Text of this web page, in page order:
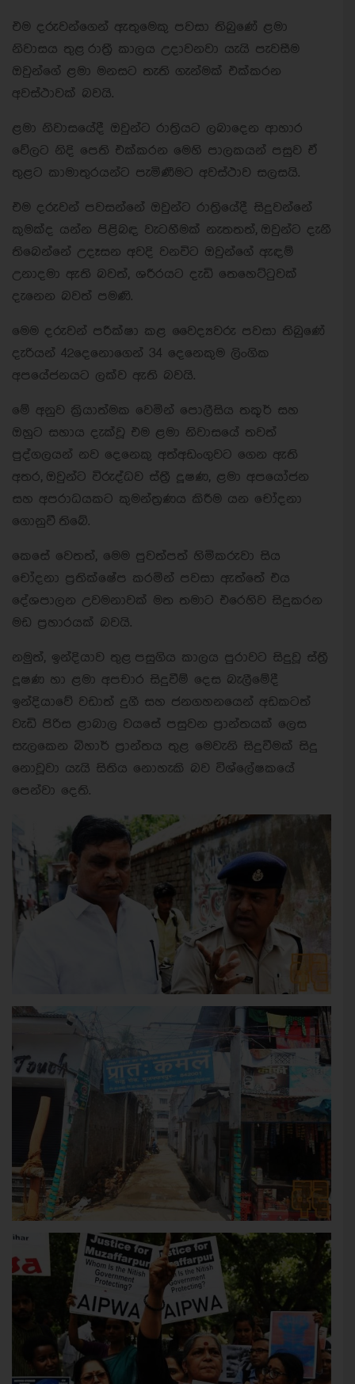
එම දරුවන්ගෙන් ඇතුමෙකු පවසා තිබුණේ ළමා
නිවාසය තුළ රාත්‍රී කාලය උදාවනවා යැයි පැවසීම
ඔවුන්ගේ ළමා මනසට තැති ගැන්මක් එක්කරන
අවස්ථාවක් බවයි.
ළමා නිවාසයේදී ඔවුන්ට රාත්‍රියට ලබාදෙන ආහාර
වේලට නිදි පෙති එක්කරන මෙහි පාලකයන් පසුව ඒ
තුළට කාමාතුරයන්ට පැමිණීමට අවස්ථාව සලසයි.
එම දරුවන් පවසන්නේ ඔවුන්ට රාත්‍රියේදී සිදුවන්නේ
කුමක්ද යන්න පිළිබඳ වැටහීමක් නැතතත්, ඔවුන්ට දැනී
තිබෙන්නේ උදෑසන අවදි වනවිට ඔවුන්ගේ ඇඳම්
උනාදමා ඇති බවත්, ශරීරයට දැඩි තෙහෙට්ටුවක්
දැනෙන බවත් පමණි.
මෙම දරුවන් පරීක්ෂා කළ වෛද්‍යවරු පවසා තිබුණේ
දැරියන් 42දෙනොගෙන් 34 දෙනෙකුම ලිංගික
අපයේජනයට ලක්ව ඇති බවයි.
මේ අනුව ක්‍රියාත්මක වෙමින් පොලීසිය තකූර් සහ
ඔහුට සහාය දැක්වූ එම ළමා නිවාසයේ තවත්
පුද්ගලයන් නව දෙනෙකු අත්අඩංගුවට ගෙන ඇති
අතර, ඔවුන්ට විරුද්ධව ස්ත්‍රී දූෂණ, ළමා අපයෝජන
සහ අපරාධයකට කුමන්ත්‍රණය කිරීම යන චෝදනා
ගොනුවී තිබේ.
කෙසේ වෙතත්, මෙම පුවත්පත් හිමිකරුවා සිය
චෝදනා ප්‍රතික්ෂේප කරමින් පවසා ඇත්තේ එය
දේශපාලන උවමනාවක් මත තමාට එරෙහිව සිදුකරන
මඩ ප්‍රහාරයක් බවයි.
නමුත්, ඉන්දියාව තුළ පසුගිය කාලය පුරාවට සිදුවූ ස්ත්‍රී
දූෂණ හා ළමා අපචාර සිදුවීම් දෙස බැලීමේදී
ඉන්දියාවේ වඩාත් දුගී සහ ජනගහනයෙන් අඩකටත්
වැඩි පිරිස ළාබාල වයසේ පසුවන ප්‍රාන්තයක් ලෙස
සැලකෙන බිහාර් ප්‍රාන්තය තුළ මෙවැනි සිදුවීමක් සිදු
නොවූවා යැයි සිතිය නොහැකි බව විශ්ලේෂකයේ
පෙන්වා දෙති.